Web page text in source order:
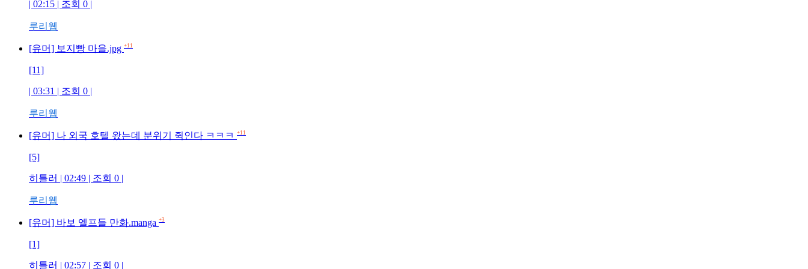
| 02:15 | 조회 0 |
루리웹
[유머] 보지빵 마을.jpg +11
[11]
| 03:31 | 조회 0 |
루리웹
[유머] 나 외국 호텔 왔는데 분위기 쥑인다 ㅋㅋㅋ +11
[5]
히틀러 | 02:49 | 조회 0 |
루리웹
[유머] 바보 엘프들 만화.manga +3
[1]
히틀러 | 02:57 | 조회 0 |